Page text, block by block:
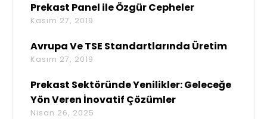
Prekast Panel ile Özgür Cepheler
Kasım 27, 2019
Avrupa Ve TSE Standartlarında Üretim
Kasım 27, 2019
Prekast Sektöründe Yenilikler: Geleceğe
Yön Veren İnovatif Çözümler
Nisan 26, 2025